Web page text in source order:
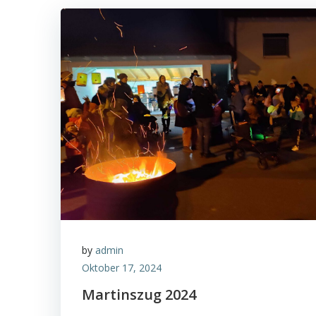
by admin
Oktober 17, 2024
Martinszug 2024